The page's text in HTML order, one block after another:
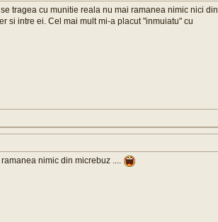
tragea cu munitie reala nu mai ramanea nimic nici din
si intre ei. Cel mai mult mi-a placut "inmuiatu" cu
nimic din micrebuz ....